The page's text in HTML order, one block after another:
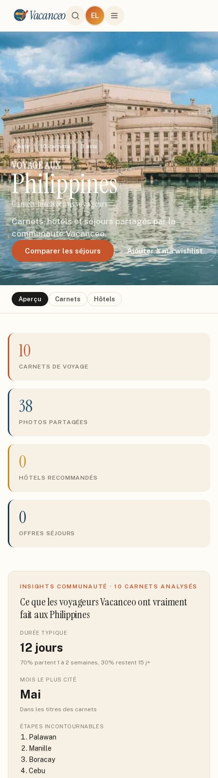
Vacanceo EL
Asie 10 carnets 3 avis
VOYAGEAUX
Philippines
Carnets, hôtels et avis voyageurs
Carnets, hôtels et séjours partagés par la
communauté Vacanceo.
Comparer les séjours Ajouter à ma wishlist
Aperçu Carnets Hôtels
10
CARNETS DE VOYAGE
38
PHOTOS PARTAGÉES
0
HÔTELS RECOMMANDÉS
0
OFFRES SÉJOURS
INSIGHTS COMMUNAUTÉ · 10 CARNETS ANALYSÉS
Ce que les voyageurs Vacanceo ont vraiment
fait aux Philippines
DURÉE TYPIQUE
12 jours
70% partent 1 à 2 semaines, 30% restent 15 j+
MOIS LE PLUS CITÉ
Mai
Dans les titres des carnets
ÉTAPES INCONTOURNABLES
Palawan
Manille
Boracay
Cebu